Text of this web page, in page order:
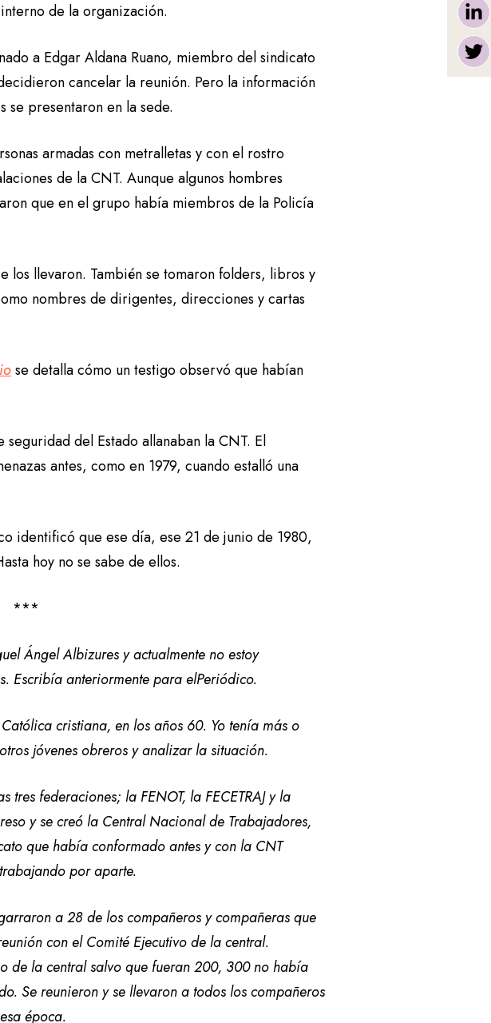
de la organización.
a Edgar Aldana Ruano, miembro del sindicato
cancelar la reunión. Pero la información
se presentaron en la sede.
armadas con metralletas y con el rostro
de la CNT. Aunque algunos hombres
que en el grupo había miembros de la Policía
los llevaron. También se tomaron folders, libros y
nombres de dirigentes, direcciones y cartas
se detalla cómo un testigo observó que habían
del Estado allanaban la CNT. El
antes, como en 1979, cuando estalló una
identificó que ese día, ese 21 de junio de 1980,
hoy no se sabe de ellos.
***
Ángel Albizures y actualmente no estoy
Escribía anteriormente para elPeriódico.
cristiana, en los años 60. Yo tenía más o
jóvenes obreros y analizar la situación.
federaciones; la FENOT, la FECETRAJ y la
y se creó la Central Nacional de Trabajadores,
que había conformado antes y con la CNT
por aparte.
a 28 de los compañeros y compañeras que
con el Comité Ejecutivo de la central.
de la central salvo que fueran 200, 300 no había
Se reunieron y se llevaron a todos los compañeros
época.